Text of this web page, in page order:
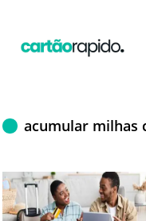
acumular milhas